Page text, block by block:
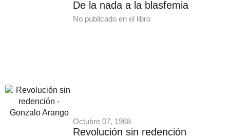
De la nada a la blasfemia
No publicado en el libro
Octubre 07, 1968
Revolución sin redención